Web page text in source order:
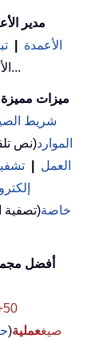
مدير
الأعمدة
...
ميزات مميزة
شريط
الموارد(نص
العمل
خاصة(تصفية
أفضل
50+
صيغعملية(